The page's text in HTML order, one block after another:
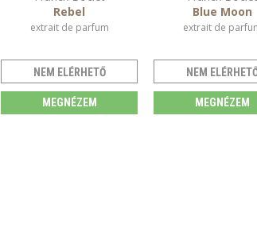
Rebel
extrait de parfum
NEM ELÉRHETŐ
MEGNÉZEM
Blue Moon
extrait de
NEM
MEGNÉZEM